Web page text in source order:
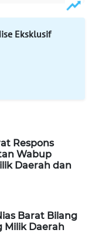
Eksklusif
Respons
Wabup
Daerah dan
Barat Bilang
Milik Daerah